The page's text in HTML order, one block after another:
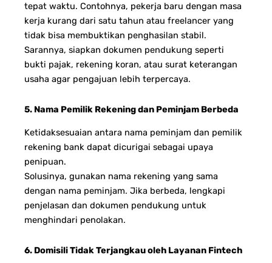
tepat waktu. Contohnya, pekerja baru dengan masa
kerja kurang dari satu tahun atau freelancer yang
tidak bisa membuktikan penghasilan stabil.
Sarannya, siapkan dokumen pendukung seperti
bukti pajak, rekening koran, atau surat keterangan
usaha agar pengajuan lebih terpercaya.
5. Nama Pemilik Rekening dan Peminjam Berbeda
Ketidaksesuaian antara nama peminjam dan pemilik
rekening bank dapat dicurigai sebagai upaya
penipuan.
Solusinya, gunakan nama rekening yang sama
dengan nama peminjam. Jika berbeda, lengkapi
penjelasan dan dokumen pendukung untuk
menghindari penolakan.
6. Domisili Tidak Terjangkau oleh Layanan Fintech